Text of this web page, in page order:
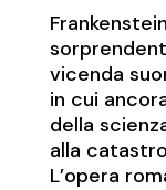
vicenda
in cui
della
alla
L’opera